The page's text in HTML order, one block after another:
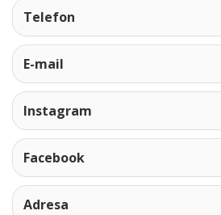
Telefon
E-mail
Instagram
Facebook
Adresa